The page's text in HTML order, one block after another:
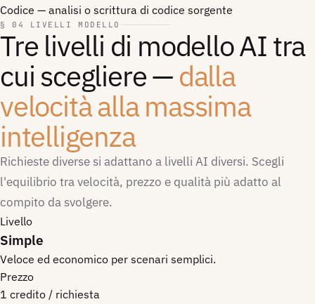
Codice — analisi o scrittura di codice sorgente
§ 04 LIVELLI MODELLO
Tre livelli di modello AI tra
cui scegliere —dalla
velocità alla massima
intelligenza
Richieste diverse si adattano a livelli AI diversi. Scegli
l'equilibrio tra velocità, prezzo e qualità più adatto al
compito da svolgere.
Livello
Simple
Veloce ed economico per scenari semplici.
Prezzo
1 credito / richiesta